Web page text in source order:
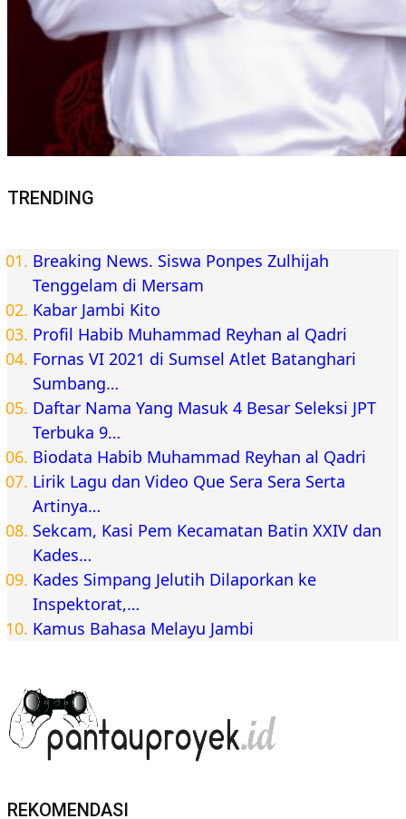
TRENDING
Breaking News. Siswa Ponpes Zulhijah
Tenggelam di Mersam
Kabar Jambi Kito
Profil Habib Muhammad Reyhan al Qadri
Fornas VI 2021 di Sumsel Atlet Batanghari
Sumbang…
Daftar Nama Yang Masuk 4 Besar Seleksi JPT
Terbuka 9…
Biodata Habib Muhammad Reyhan al Qadri
Lirik Lagu dan Video Que Sera Sera Serta
Artinya…
Sekcam, Kasi Pem Kecamatan Batin XXIV dan
Kades…
Kades Simpang Jelutih Dilaporkan ke
Inspektorat,…
Kamus Bahasa Melayu Jambi
REKOMENDASI